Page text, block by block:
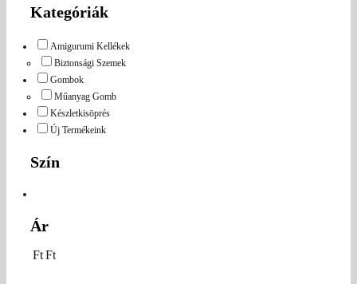
Kategóriák
Amigurumi Kellékek
Biztonsági Szemek
Gombok
Műanyag Gomb
Készletkisöprés
Új Termékeink
Szín
Ár
FtFt